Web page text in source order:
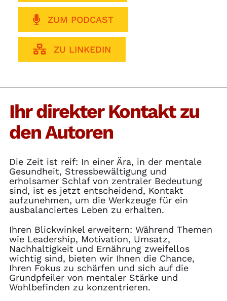
ZUM PODCAST
ZU LINKEDIN
Ihr direkter Kontakt zu
den Autoren
Die Zeit ist reif: In einer Ära, in der mentale
Gesundheit, Stressbewältigung und
erholsamer Schlaf von zentraler Bedeutung
sind, ist es jetzt entscheidend, Kontakt
aufzunehmen, um die Werkzeuge für ein
ausbalanciertes Leben zu erhalten.
Ihren Blickwinkel erweitern: Während Themen
wie Leadership, Motivation, Umsatz,
Nachhaltigkeit und Ernährung zweifellos
wichtig sind, bieten wir Ihnen die Chance,
Ihren Fokus zu schärfen und sich auf die
Grundpfeiler von mentaler Stärke und
Wohlbefinden zu konzentrieren.